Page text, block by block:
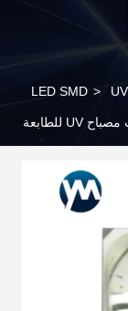
>
SMD 10w UV LED Chip 6565-6868 مصباح حبات مصباح UV للطابعة